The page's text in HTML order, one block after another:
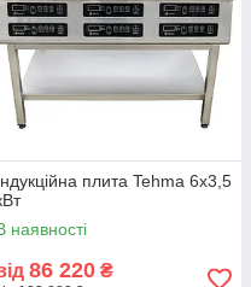
плита Tehma 6х3,5
наявності
86 220 ₴